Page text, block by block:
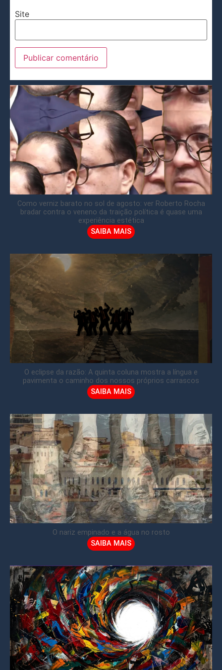
Site
Como verniz barato no sol de agosto: ver Roberto Rocha
bradar contra o veneno da traição política é quase uma
experiência estética
SAIBA MAIS
O eclipse da razão: A quinta coluna mostra a língua e
pavimenta o caminho dos nossos próprios carrascos
SAIBA MAIS
O nariz empinado e a água no rosto
SAIBA MAIS